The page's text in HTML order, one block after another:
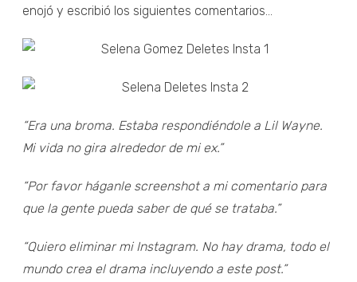
enojó y escribió los siguientes comentarios...
“Era una broma. Estaba respondiéndole a Lil Wayne.
Mi vida no gira alrededor de mi ex.”
“Por favor háganle screenshot a mi comentario para
que la gente pueda saber de qué se trataba.”
“Quiero eliminar mi Instagram. No hay drama, todo el
mundo crea el drama incluyendo a este post.”